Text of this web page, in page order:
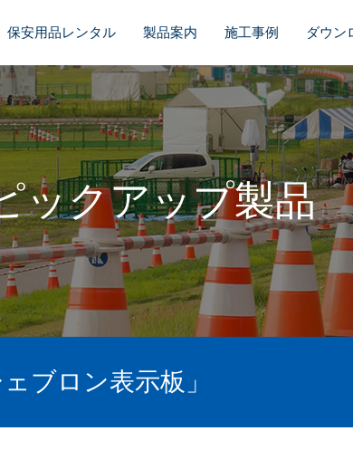
保安用品レンタル 製品案内 施工事例 ダウン
ックアップ製品
ブロン表示板」